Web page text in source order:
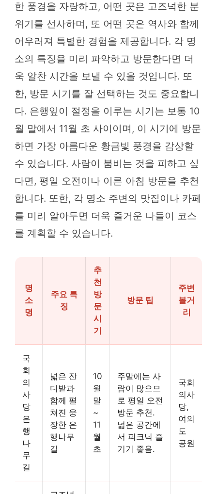
한 풍경을 자랑하고, 어떤 곳은 고즈넉한 분
위기를 선사하며, 또 어떤 곳은 역사와 함께
어우러져 특별한 경험을 제공합니다. 각 명
소의 특징을 미리 파악하고 방문한다면 더
욱 알찬 시간을 보낼 수 있을 것입니다. 또
한, 방문 시기를 잘 선택하는 것도 중요합니
다. 은행잎이 절정을 이루는 시기는 보통 10
월 말에서 11월 초 사이이며, 이 시기에 방문
하면 가장 아름다운 황금빛 풍경을 감상할
수 있습니다. 사람이 붐비는 것을 피하고 싶
다면, 평일 오전이나 이른 아침 방문을 추천
합니다. 또한, 각 명소 주변의 맛집이나 카페
를 미리 알아두면 더욱 즐거운 나들이 코스
를 계획할 수 있습니다.
명
소
명
주요 특
징
추
천
방
문
시
기
방문 팁
주변
볼거
리
국
회
의
사
당
은
행
나
무
길
넓은 잔
디밭과
함께 펼
쳐진 웅
장한 은
행나무
길
10
월
말
~
11
월
초
주말에는 사
람이 많으므
로 평일 오전
방문 추천.
넓은 공간에
서 피크닉 즐
기기 좋음.
국회
의사
당,
여의
도
공원